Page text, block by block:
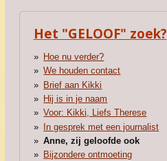
Het "GELOOF" zoek?
Hoe nu verder?
We houden contact
Brief aan Kikki
Hij is in je naam
Voor: Kikki, Liefs Therese
In gesprek met een journalist
Anne, zij geloofde ook
Bijzondere ontmoeting